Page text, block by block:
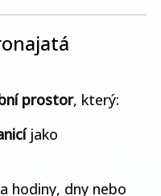
prostor, který:
jako
hodiny, dny nebo